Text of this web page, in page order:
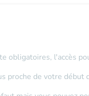
obligatoires, l'accès
proche de votre début